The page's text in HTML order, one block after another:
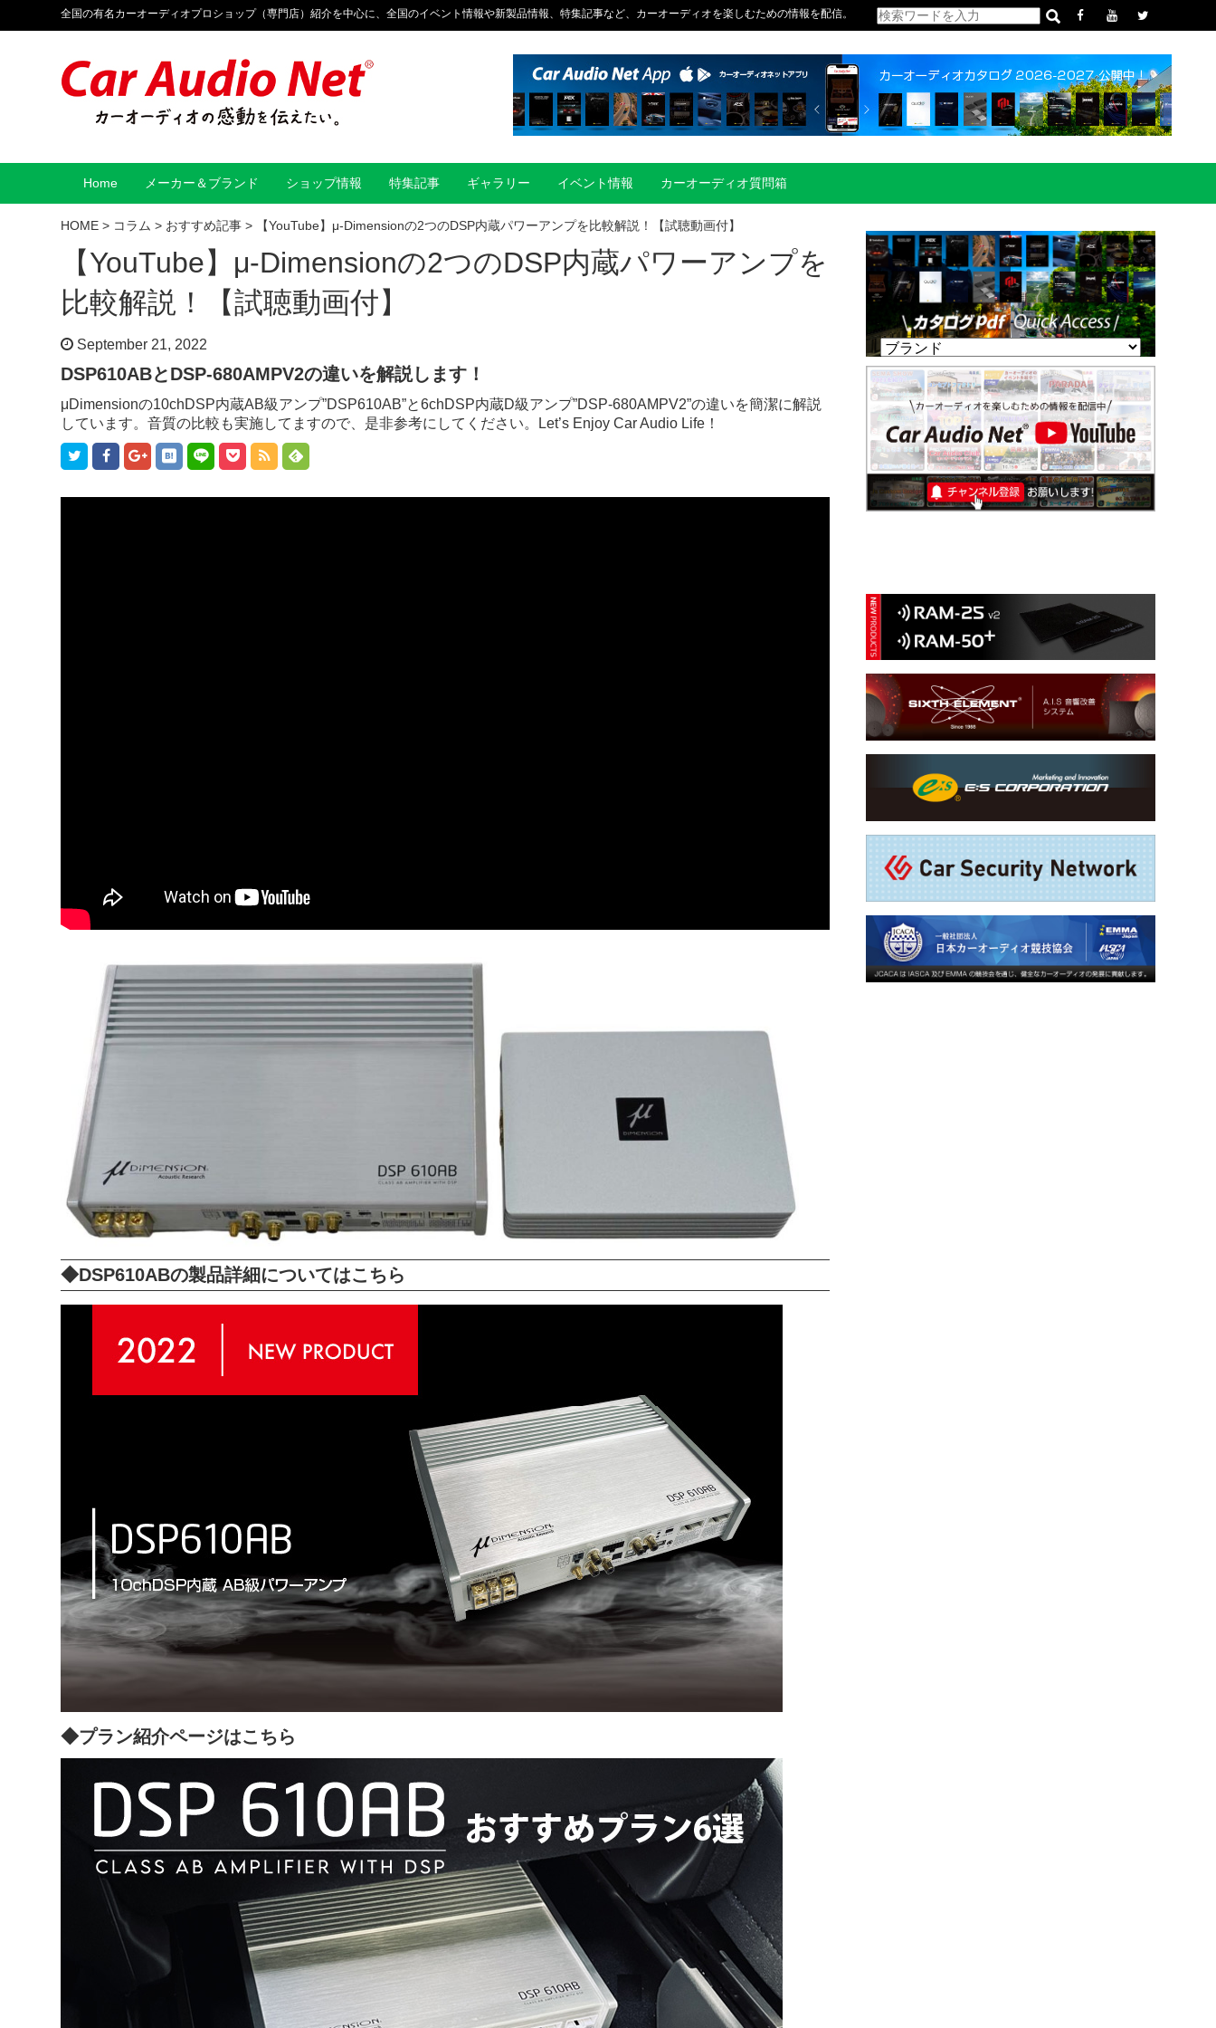
全国の有名カーオーディオプロショップ（専門店）紹介を中心に、全国のイベント情報や新製品情報、特集記事など、カーオーディオを楽しむための情報を配信。
Home メーカー＆ブランド ショップ情報 特集記事 ギャラリー イベント情報 カーオーディオ質問箱
HOME > コラム > おすすめ記事 > 【YouTube】μ-Dimensionの2つのDSP内蔵パワーアンプを比較解説！【試聴動画付】
【YouTube】μ-Dimensionの2つのDSP内蔵パワーアンプを
比較解説！【試聴動画付】
September 21, 2022
DSP610ABとDSP-680AMPV2の違いを解説します！
μDimensionの10chDSP内蔵AB級アンプ”DSP610AB”と6chDSP内蔵D級アンプ”DSP-680AMPV2”の違いを簡潔に解説
しています。音質の比較も実施してますので、是非参考にしてください。Let’s Enjoy Car Audio Life！
◆DSP610ABの製品詳細についてはこちら
◆プラン紹介ページはこちら